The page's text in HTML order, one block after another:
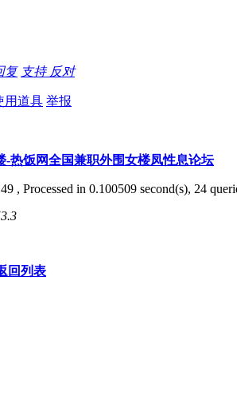
复 支持 反对
用道具 举报
-热饭网全国兼职外围女楼凤性息论坛
, Processed in 0.100509 second(s), 24
回列表